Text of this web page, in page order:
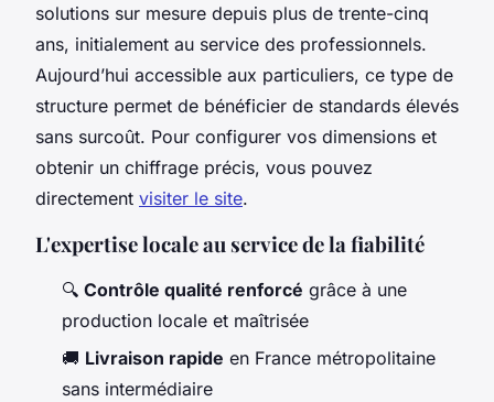
solutions sur mesure depuis plus de trente-cinq
ans, initialement au service des professionnels.
Aujourd’hui accessible aux particuliers, ce type de
structure permet de bénéficier de standards élevés
sans surcoût. Pour configurer vos dimensions et
obtenir un chiffrage précis, vous pouvez
directement visiter le site.
L'expertise locale au service de la fiabilité
🔍 Contrôle qualité renforcé grâce à une
production locale et maîtrisée
🚚 Livraison rapide en France métropolitaine
sans intermédiaire